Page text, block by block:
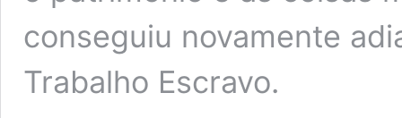
conseguiu novamente
Trabalho Escravo.